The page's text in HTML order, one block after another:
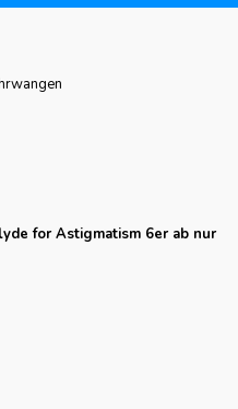
for Astigmatism 6er ab nur